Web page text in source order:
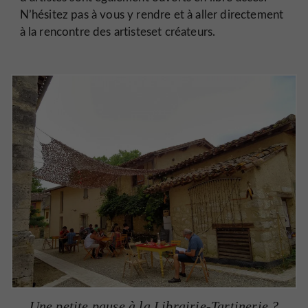
N’hésitez pas à vous y rendre et à aller directement
à la rencontre des artisteset créateurs.